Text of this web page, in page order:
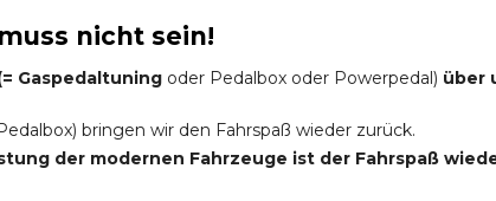
nicht sein!
Gaspedaltuning oder Pedalbox oder Powerpedal) über
bringen wir den Fahrspaß wieder zurück.
der modernen Fahrzeuge ist der Fahrspaß